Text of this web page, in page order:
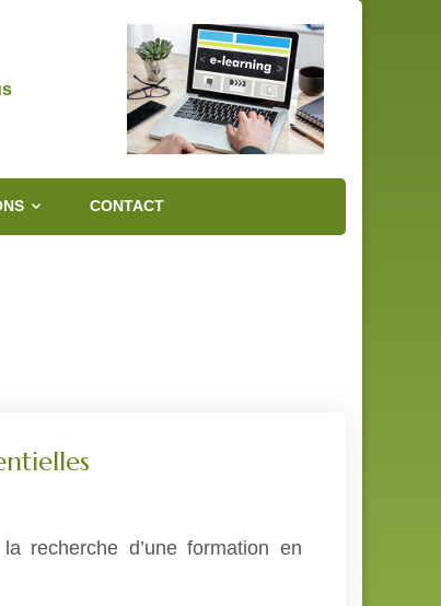
CONTACT
recherche d’une formation en